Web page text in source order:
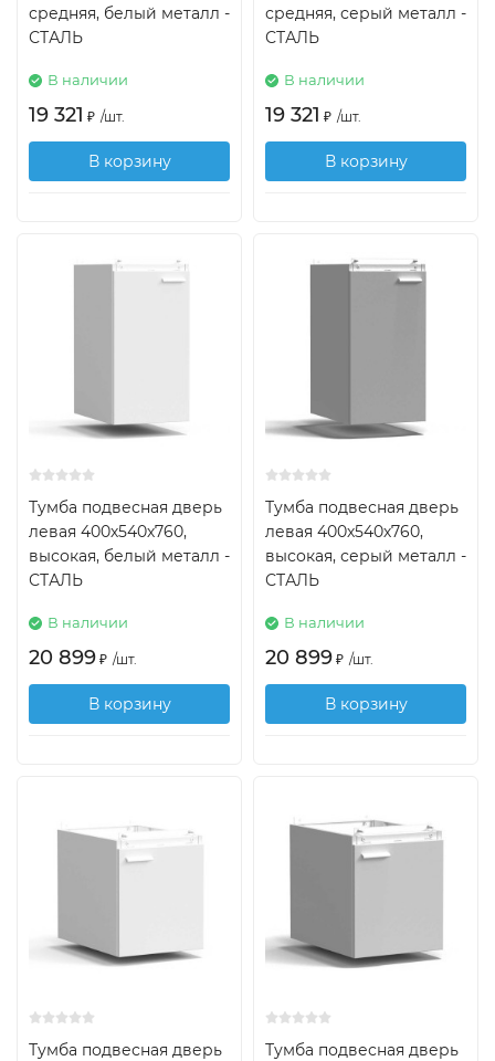
средняя, белый металл -
СТАЛЬ
В наличии
19 321 ₽ /шт.
В корзину
средняя, серый металл -
СТАЛЬ
В наличии
19 321 ₽ /шт.
В корзину
Тумба подвесная дверь
левая 400х540х760,
высокая, белый металл -
СТАЛЬ
В наличии
20 899 ₽ /шт.
В корзину
Тумба подвесная дверь
левая 400х540х760,
высокая, серый металл -
СТАЛЬ
В наличии
20 899 ₽ /шт.
В корзину
Тумба подвесная дверь
Тумба подвесная дверь